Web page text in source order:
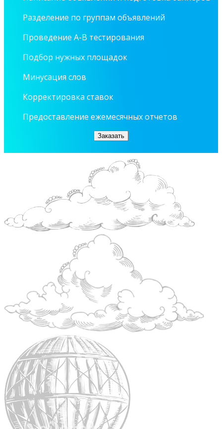
Разделение по группам объявлений
Проведение А-В тестирования
Подбор нужных площадок
Минусация слов
Корректировка ставок
Предоставление ежемесячных отчетов
Заказать